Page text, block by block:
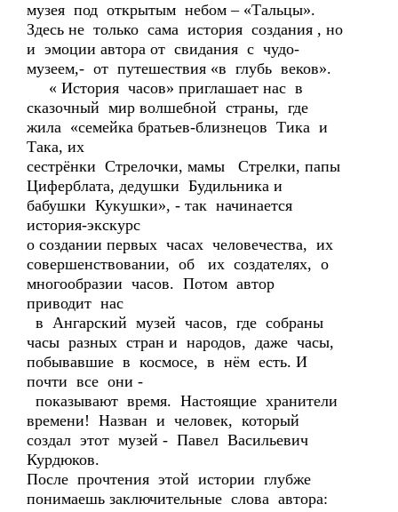
музея под открытым небом – «Тальцы».
Здесь не только сама история создания , но
и эмоции автора от свидания с чудо-
музеем,- от путешествия «в глубь веков».
« История часов» приглашает нас в
сказочный мир волшебной страны, где
жила «семейка братьев-близнецов Тика и
Така, их
сестрёнки Стрелочки, мамы Стрелки, папы
Циферблата, дедушки Будильника и
бабушки Кукушки», - так начинается
история-экскурс
о создании первых часах человечества, их
совершенствовании, об их создателях, о
многообразии часов. Потом автор
приводит нас
в Ангарский музей часов, где собраны
часы разных стран и народов, даже часы,
побывавшие в космосе, в нём есть. И
почти все они -
показывают время. Настоящие хранители
времени! Назван и человек, который
создал этот музей - Павел Васильевич
Курдюков.
После прочтения этой истории глубже
понимаешь заключительные слова автора: